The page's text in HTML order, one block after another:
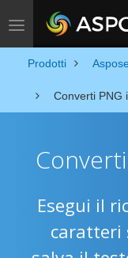
Attiva/disattiva la
Prodotti
Converti PNG
Esegui il
caratteri